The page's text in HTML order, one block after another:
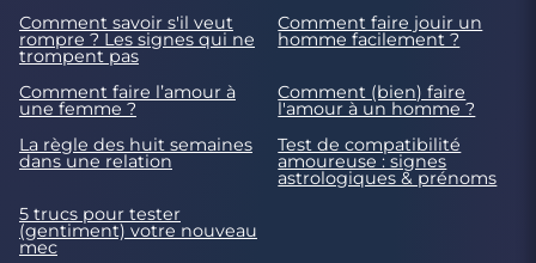
Comment savoir s'il veut
rompre ? Les signes qui ne
trompent pas
Comment faire jouir un
homme facilement ?
Comment faire l’amour à
une femme ?
Comment (bien) faire
l'amour à un homme ?
La règle des huit semaines
dans une relation
Test de compatibilité
amoureuse : signes
astrologiques & prénoms
5 trucs pour tester
(gentiment) votre nouveau
mec